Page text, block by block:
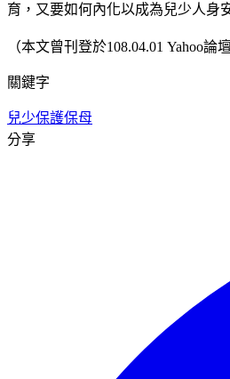
育，又要如何內化以成為兒少人身
（本文曾刊登於108.04.01 Yahoo論壇
關鍵字
兒少保護保母
分享